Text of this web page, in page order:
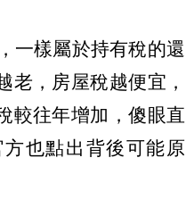
一樣屬於持有稅的還
老，房屋稅越便宜，
較往年增加，傻眼直
也點出背後可能原